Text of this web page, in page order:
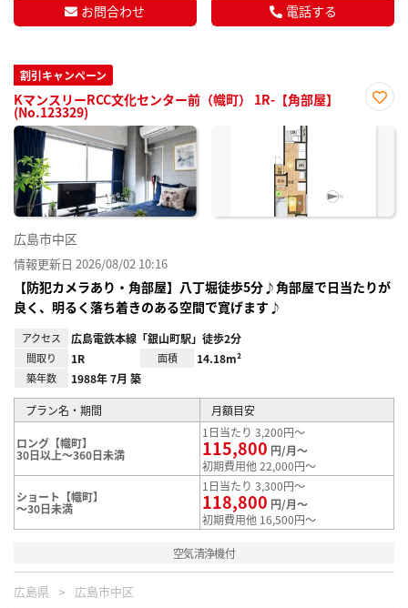
お問合わせ 電話する
割引キャンペーン
KマンスリーRCC文化センター前（幟町） 1R-【角部屋】
(No.123329)
に入
広島市中区
情報更新日 2026/08/02 10:16
【防犯カメラあり・角部屋】八丁堀徒歩5分♪角部屋で日当たりが
良く、明るく落ち着きのある空間で寛げます♪
アクセス 広島電鉄本線「銀山町駅」徒歩2分
間取り 1R 面積 14.18m²
築年数 1988年 7月 築
プラン名・期間 月額目安
ロング【幟町】
30日以上～360日未満
1日当たり 3,200円～
115,800 円/月～
初期費用他 22,000円～
ショート【幟町】
～30日未満
1日当たり 3,300円～
118,800 円/月～
初期費用他 16,500円～
空気清浄機付
広島県 広島市中区